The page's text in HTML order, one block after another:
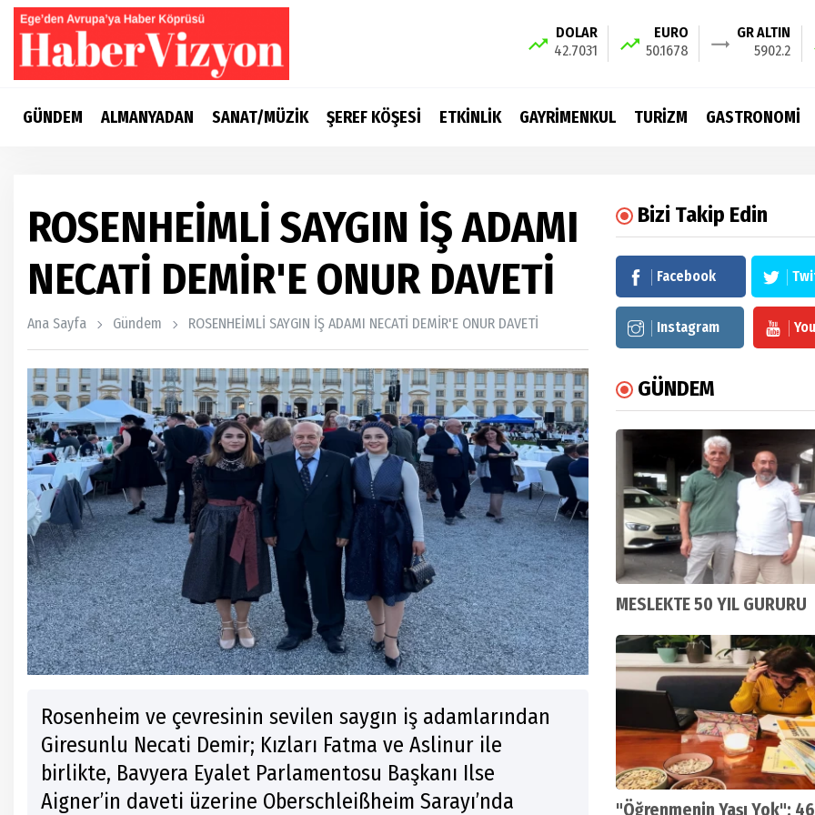
DOLAR
42.7031
EURO
50.1678
GR ALTIN
5902.2
GÜNDEM ALMANYADAN SANAT/MÜZİK ŞEREF KÖŞESİ ETKİNLİK GAYRİMENKUL TURİZM GASTRONOMİ
ROSENHEİMLİ SAYGIN İŞ ADAMI
NECATİ DEMİR'E ONUR DAVETİ
Ana Sayfa Gündem ROSENHEİMLİ SAYGIN İŞ ADAMI NECATİ DEMİR'E ONUR DAVETİ
Rosenheim ve çevresinin sevilen saygın iş adamlarından
Giresunlu Necati Demir; Kızları Fatma ve Aslinur ile
birlikte, Bavyera Eyalet Parlamentosu Başkanı Ilse
Aigner’in daveti üzerine Oberschleißheim Sarayı’nda
Bizi Takip Edin
Facebook
Instagram
GÜNDEM
MESLEKTE 50 YIL GURURU
"Öğrenmenin Yaşı Yok": 46